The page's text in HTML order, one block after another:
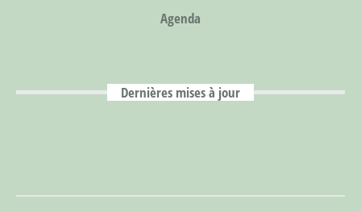
Agenda
Dernières mises à jour